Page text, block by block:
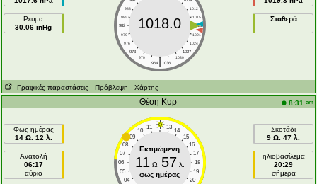
Ρεύμα
30.06 inHg
988
1012
985
1015
982
1018
979
1021
976
1024
973
1027
970
1030
|
964 1036
1018.0 Σταθερά
Γραφικές παραστάσεις - Πρόβλεψη - Χάρτης
Θέση Κυρ 8:31 am
Φως ημέρας
14 Ω. 12 λ.
Ανατολή
06:17
αύριο
11 13
10
14
09
15
08
16
07
17
06
18
05
19
04
20
Εκτιμώμενη
11 Ω. 57 λ.
φως ημέρας
Σκοτάδι
9 Ω. 47 λ.
ηλιοβασίλεμα
20:29
σήμερα